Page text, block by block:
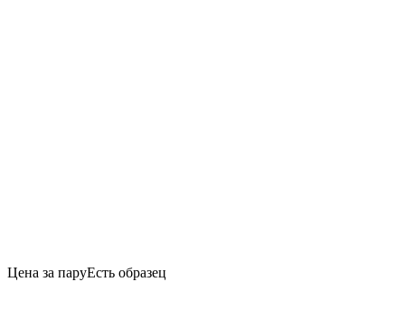
Цена за паруЕсть образец